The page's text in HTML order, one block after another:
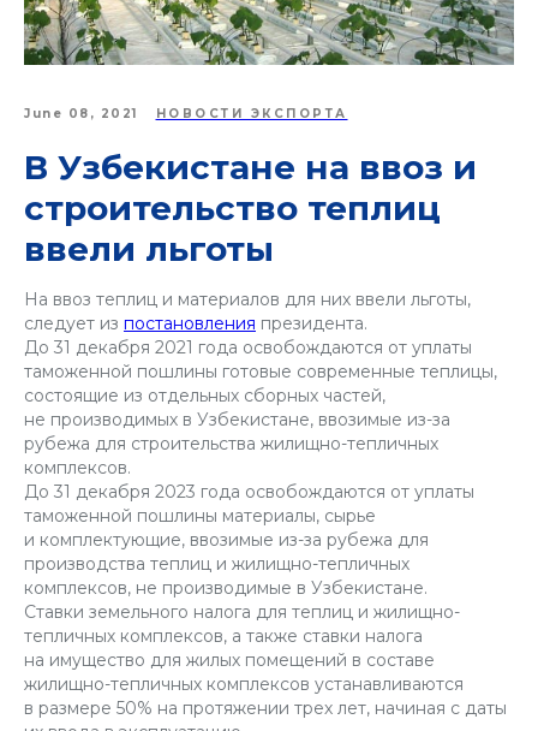
June 08, 2021 НОВОСТИ ЭКСПОРТА
В Узбекистане на ввоз и
строительство теплиц
ввели льготы
На ввоз теплиц и материалов для них ввели льготы,
следует из постановления президента.
До 31 декабря 2021 года освобождаются от уплаты
таможенной пошлины готовые современные теплицы,
состоящие из отдельных сборных частей,
не производимых в Узбекистане, ввозимые из-за
рубежа для строительства жилищно-тепличных
комплексов.
До 31 декабря 2023 года освобождаются от уплаты
таможенной пошлины материалы, сырье
и комплектующие, ввозимые из-за рубежа для
производства теплиц и жилищно-тепличных
комплексов, не производимые в Узбекистане.
Ставки земельного налога для теплиц и жилищно-
тепличных комплексов, а также ставки налога
на имущество для жилых помещений в составе
жилищно-тепличных комплексов устанавливаются
в размере 50% на протяжении трех лет, начиная с даты